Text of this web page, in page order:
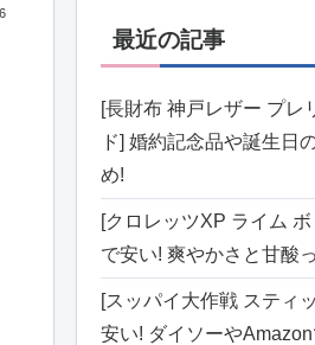
最近の記事
[長財布 神戸レザー プレ
ド] 婚約記念品や誕生日
め!
[クロレッツXP ライム
で安い! 爽やかさと甘酸
[スッパイ大作戦 スティ
安い! ダイソーや